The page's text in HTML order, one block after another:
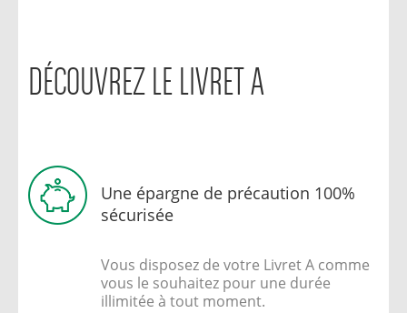
DÉCOUVREZ LE LIVRET A
Une épargne de précaution 100%
sécurisée
Vous disposez de votre Livret A comme
vous le souhaitez pour une durée
illimitée à tout moment.